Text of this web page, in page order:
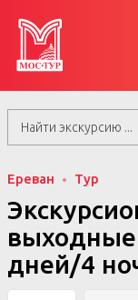
Ереван Тур
дней/4